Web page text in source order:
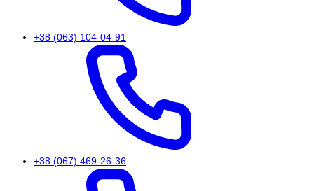
+38 (063) 104-04-91
+38 (067) 469-26-36